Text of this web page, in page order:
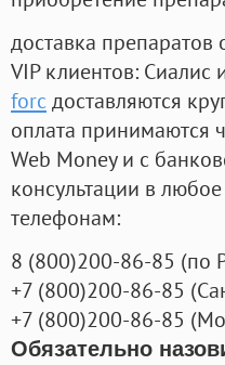
доставка препаратов
VIP клиентов:
forc доставляются
оплата принимаются
Web Money и с
консультации в
телефонам:
8 (800)200-86-85 (по
+7 (800)200-86-85 (
+7 (800)200-86-85 (
Обязательно